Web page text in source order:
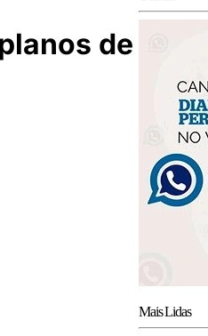
de
Mais Lidas